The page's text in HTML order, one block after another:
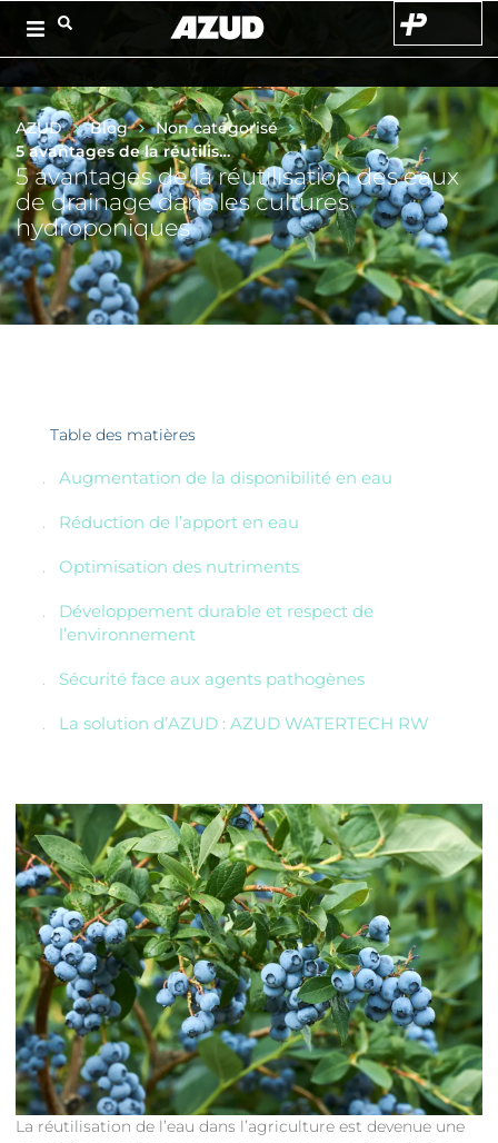
AZUD Blog
Non catégorisé
5 avantages de la réutilisation des eaux de drainage dans les cultures hydroponiques
5 avantages de la réutilisation des eaux
de drainage dans les cultures
hydroponiques
Table des matières
Augmentation de la disponibilité en eau
Réduction de l’apport en eau
Optimisation des nutriments
Développement durable et respect de
l’environnement
Sécurité face aux agents pathogènes
La solution d’AZUD : AZUD WATERTECH RW
La réutilisation de l’eau dans l’agriculture est devenue une